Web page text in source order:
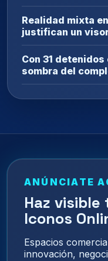
Realidad mixta
justifican un
Con 31
sombra del
ANÚNCIATE
Haz
Iconos
Espacios
innovación,